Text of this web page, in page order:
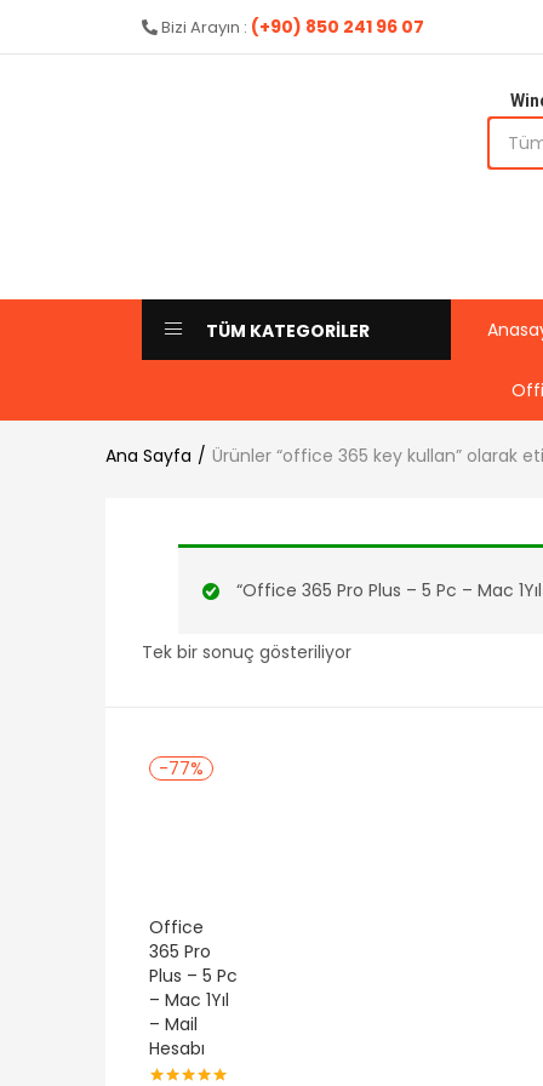
Bizi Arayın : (+90) 850 241 96 07
TÜM KATEGORİLER
Ana Sayfa Ürünler “office 365 key kullan” olarak
“Office 365 Pro Plus – 5 Pc – Mac
Tek bir sonuç gösteriliyor
-77%
Office
365 Pro
Plus – 5 Pc
– Mac 1Yıl
– Mail
Hesabı